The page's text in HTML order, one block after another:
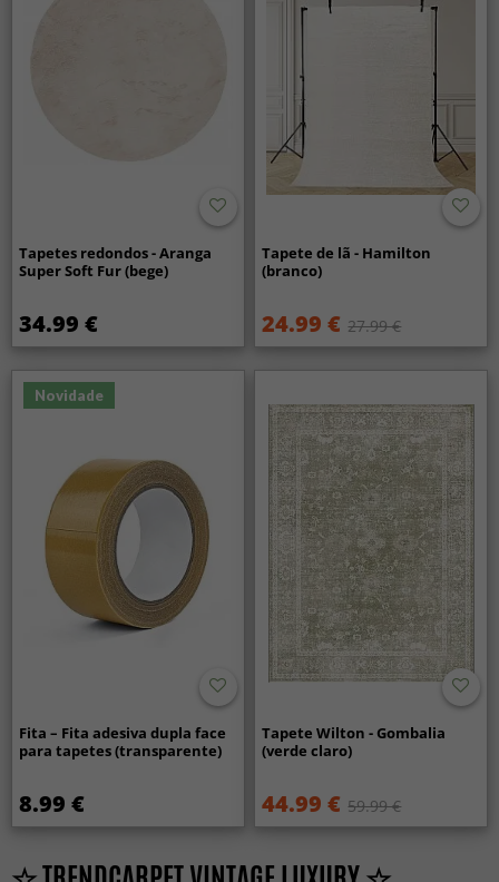
Tapetes redondos - Aranga
Super Soft Fur (bege)
34.99 €
Tapete de lã - Hamilton
(branco)
24.99 € 27.99 €
Novidade
Fita – Fita adesiva dupla face
para tapetes (transparente)
8.99 €
Tapete Wilton - Gombalia
(verde claro)
44.99 € 59.99 €